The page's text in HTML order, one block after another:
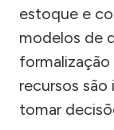
estoque e
modelos de
recursos são
tomar